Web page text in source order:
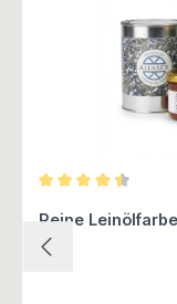
Reine